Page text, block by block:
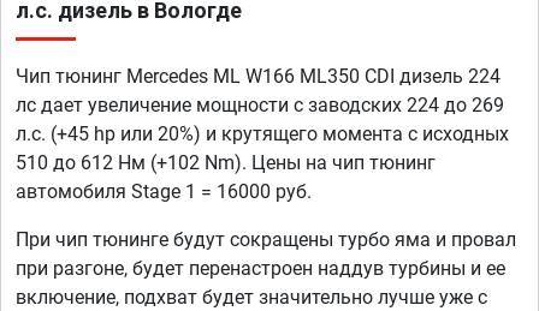
л.с. дизель в Вологде
Чип тюнинг Mercedes ML W166 ML350 CDI дизель 224
лс дает увеличение мощности с заводских 224 до 269
л.с. (+45 hp или 20%) и крутящего момента с исходных
510 до 612 Нм (+102 Nm). Цены на чип тюнинг
автомобиля Stage 1 = 16000 руб.
При чип тюнинге будут сокращены турбо яма и провал
при разгоне, будет перенастроен наддув турбины и ее
включение, подхват будет значительно лучше уже с